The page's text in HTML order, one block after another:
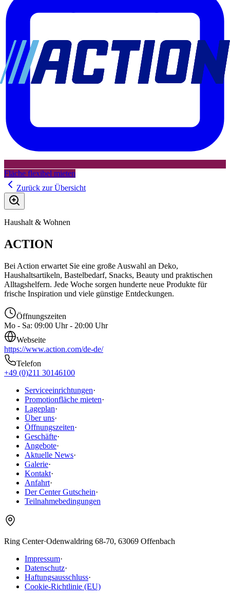
Fläche flexibel mieten
Zurück zur Übersicht
Haushalt & Wohnen
ACTION
Bei Action erwartet Sie eine große Auswahl an Deko,
Haushaltsartikeln, Bastelbedarf, Snacks, Beauty und praktischen
Alltagshelfern. Jede Woche sorgen hunderte neue Produkte für
frische Inspiration und viele günstige Entdeckungen.
Öffnungszeiten
Mo - Sa: 09:00 Uhr - 20:00 Uhr
Webseite
https://www.action.com/de-de/
Telefon
+49 (0)211 30146100
Serviceeinrichtungen·
Promotionfläche mieten·
Lageplan·
Über uns·
Öffnungszeiten·
Geschäfte·
Angebote·
Aktuelle News·
Galerie·
Kontakt·
Anfahrt·
Der Center Gutschein·
Teilnahmebedingungen
Ring Center·Odenwaldring 68-70, 63069 Offenbach
Impressum·
Datenschutz·
Haftungsausschluss·
Cookie-Richtlinie (EU)